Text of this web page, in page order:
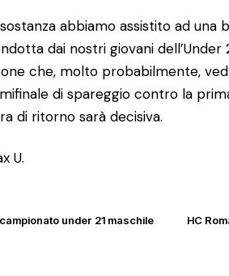
abbiamo assistito ad
dai nostri giovani
che, molto probabilmente,
di spareggio contro la
di ritorno sarà decisiva.
U.
campionato under 21 maschile HC